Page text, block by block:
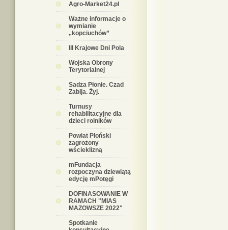
Agro-Market24.pl
Ważne informacje o
wymianie
„kopciuchów”
III Krajowe Dni Pola
Wojska Obrony
Terytorialnej
Sadza Płonie. Czad
Zabija. Żyj.
Turnusy
rehabilitacyjne dla
dzieci rolników
Powiat Płoński
zagrożony
wścieklizną
mFundacja
rozpoczyna dziewiątą
edycję mPotęgi
DOFINASOWANIE W
RAMACH "MIAS
MAZOWSZE 2022"
Spotkanie